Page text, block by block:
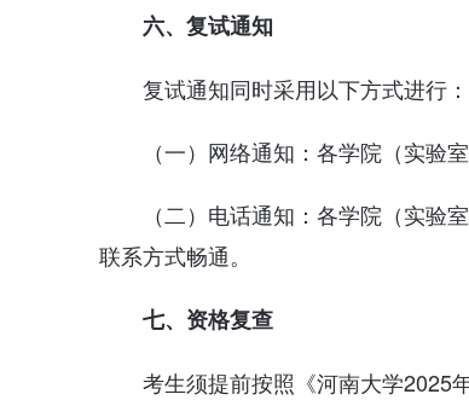
六、复试通知
复试通知同时采用以下方式进行：
（一）网络通知：各学院（实验
（二）电话通知：各学院（实验
联系方式畅通。
七、资格复查
考生须提前按照《河南大学2025